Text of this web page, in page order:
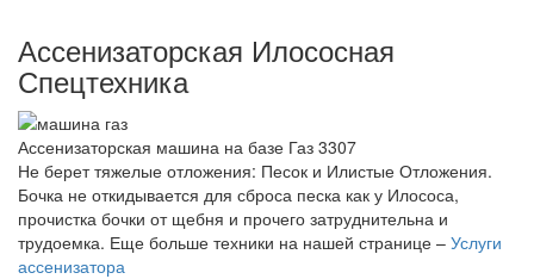
Ассенизаторская Илососная
Спецтехника
Ассенизаторская машина на базе Газ 3307
Не берет тяжелые отложения: Песок и Илистые Отложения.
Бочка не откидывается для сброса песка как у Илососа,
прочистка бочки от щебня и прочего затруднительна и
трудоемка. Еще больше техники на нашей странице – Услуги
ассенизатора